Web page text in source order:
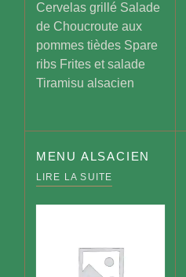
Cervelas grillé Salade
de Choucroute aux
pommes tièdes Spare
ribs Frites et salade
Tiramisu alsacien
MENU ALSACIEN
LIRE LA SUITE